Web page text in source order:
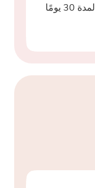
نحن نقدم ضمان استرداد الأموال لمدة 30 يومًا